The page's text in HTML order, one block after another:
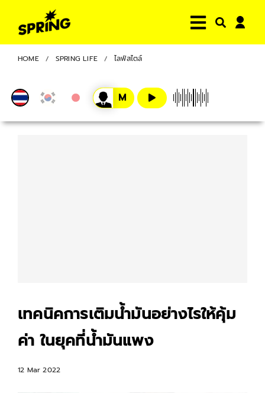
HOME SPRING LIFE ไลฟ์สไตล์
เทคนิคการเติมน้ำมันอย่างไรให้คุ้ม
ค่า ในยุคที่น้ำมันแพง
12 Mar 2022